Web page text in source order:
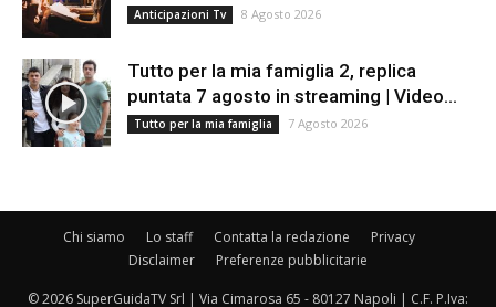
Anticipazioni Tv 8 Agosto 2026
Tutto per la mia famiglia 2, replica
puntata 7 agosto in streaming | Video...
Tutto per la mia famiglia 7 Agosto 2026
Chi siamo Lo staff Contatta la redazione
Privacy
Disclaimer
Preferenze pubblicitarie
© 2026 SuperGuidaTV Srl | Via Cimarosa 65 - 80127 Napoli | C.F. P.Iva: